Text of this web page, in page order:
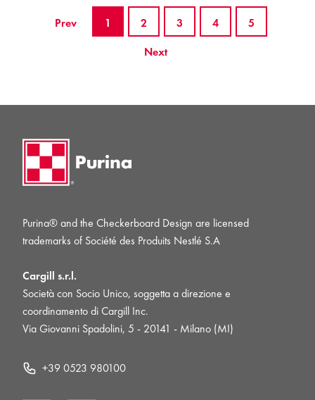
Prev 1 2 3 4
5
Next
Purina® and the Checkerboard Design are licensed
trademarks of Société des Produits Nestlé S.A
Cargill s.r.l.
Società con Socio Unico, soggetta a direzione e
coordinamento di Cargill Inc.
Via Giovanni Spadolini, 5 - 20141 - Milano (MI)
+39 0523 980100